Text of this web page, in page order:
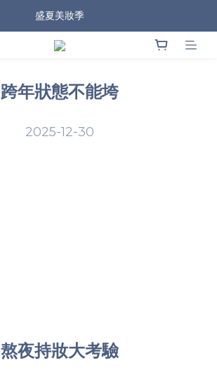
盛夏美妝季
跨年狀態不能垮
2025-12-30
熬夜持妝大考驗